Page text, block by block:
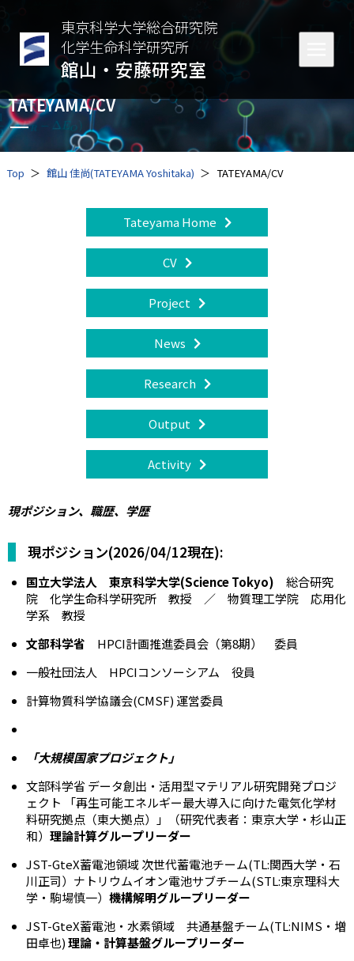
東京科学大学総合研究院
化学生命科学研究所
館山・安藤研究室
TATEYAMA/CV
Top 館山 佳尚(TATEYAMA Yoshitaka) TATEYAMA/CV
Tateyama Home
CV
Project
News
Research
Output
Activity
現ポジション、職歴、学歴
現ポジション(2026/04/12現在):
国立大学法人 東京科学大学(Science Tokyo) 総合研究
院 化学生命科学研究所 教授 ／ 物質理工学院 応用化
学系 教授
文部科学省 HPCI計画推進委員会（第8期） 委員
一般社団法人 HPCIコンソーシアム 役員
計算物質科学協議会(CMSF) 運営委員
「大規模国家プロジェクト」
文部科学省 データ創出・活用型マテリアル研究開発プロジ
ェクト 「再生可能エネルギー最大導入に向けた電気化学材
料研究拠点（東大拠点）」（研究代表者：東京大学・杉山正
和） 理論計算グループリーダー
JST-GteX蓄電池領域 次世代蓄電池チーム(TL:関西大学・石
川正司）ナトリウムイオン電池サブチーム(STL:東京理科大
学・駒場慎一） 機構解明グループリーダー
JST-GteX蓄電池・水素領域 共通基盤チーム(TL:NIMS・増
田卓也)理論・計算基盤グループリーダー